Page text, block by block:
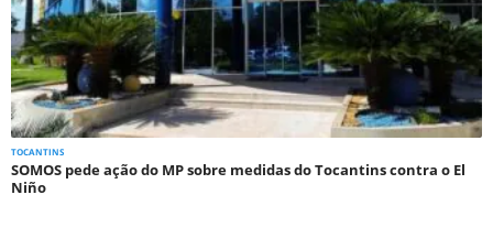
TOCANTINS
SOMOS pede ação do MP sobre medidas do Tocantins contra o El
Niño